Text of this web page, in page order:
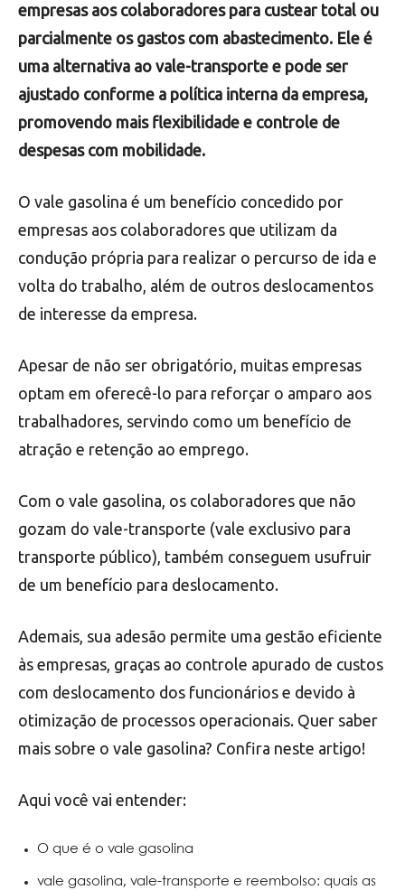
empresas aos colaboradores para custear total ou
parcialmente os gastos com abastecimento. Ele é
uma alternativa ao vale-transporte e pode ser
ajustado conforme a política interna da empresa,
promovendo mais flexibilidade e controle de
despesas com mobilidade.
O vale gasolina é um benefício concedido por
empresas aos colaboradores que utilizam da
condução própria para realizar o percurso de ida e
volta do trabalho, além de outros deslocamentos
de interesse da empresa.
Apesar de não ser obrigatório, muitas empresas
optam em oferecê-lo para reforçar o amparo aos
trabalhadores, servindo como um benefício de
atração e retenção ao emprego.
Com o vale gasolina, os colaboradores que não
gozam do vale-transporte (vale exclusivo para
transporte público), também conseguem usufruir
de um benefício para deslocamento.
Ademais, sua adesão permite uma gestão eficiente
às empresas, graças ao controle apurado de custos
com deslocamento dos funcionários e devido à
otimização de processos operacionais. Quer saber
mais sobre o vale gasolina? Confira neste artigo!
Aqui você vai entender:
O que é o vale gasolina
vale gasolina, vale-transporte e reembolso: quais as